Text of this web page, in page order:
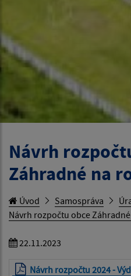
Návrh
Záhradné na
Úvod Samospráva
Návrh rozpočtu obce
22.11.2023
Návrh rozpočtu 2024 -